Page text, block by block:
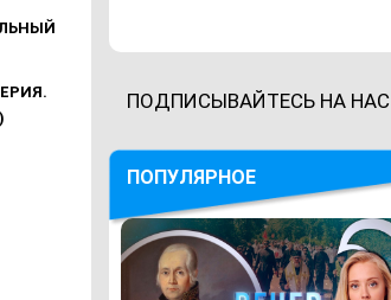
ПОДПИСЫВАЙТЕСЬ НА НАС
ПОПУЛЯРНОЕ